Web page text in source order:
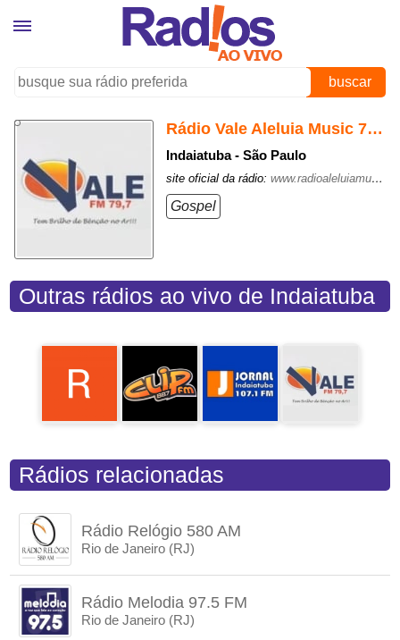
buscar
Rádio Vale Aleluia Music 79.7 FM
Indaiatuba - São Paulo
site oficial da rádio:www.radioaleluiamusic.com.br/
Gospel
Outras rádios ao vivo de Indaiatuba
Rádios relacionadas
Rádio Relógio 580 AM
Rio de Janeiro (RJ)
Rádio Melodia 97.5 FM
Rio de Janeiro (RJ)